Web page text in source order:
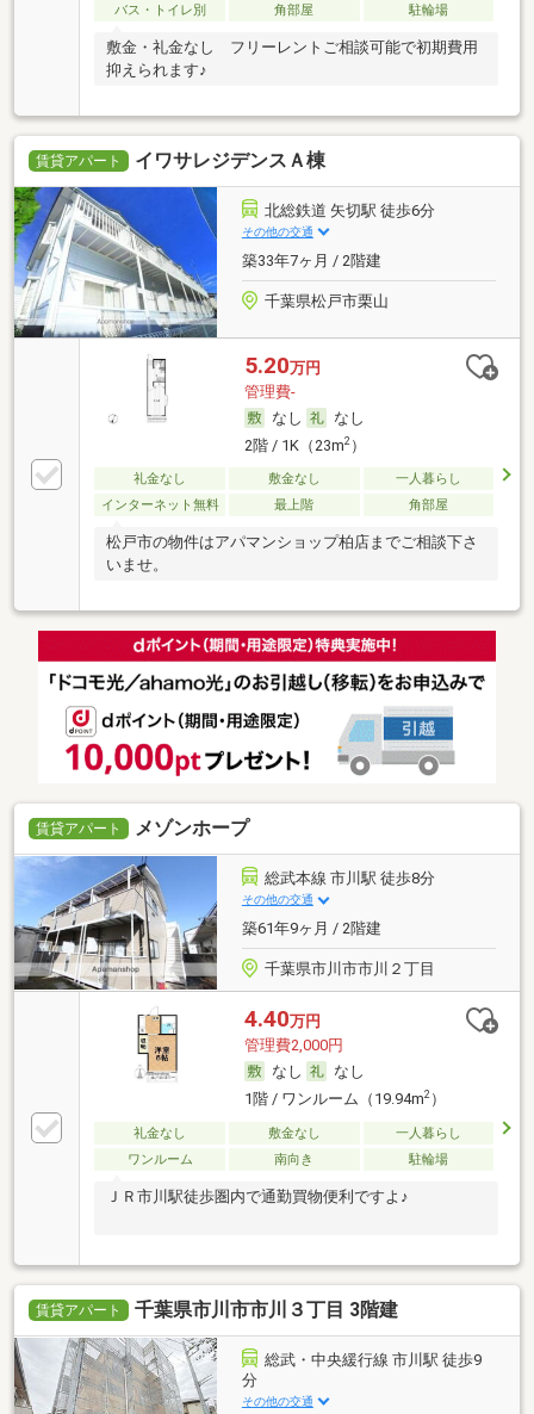
バス・トイレ別
角部屋 駐輪場
敷金・礼金なし フリーレントご相談可能で初期費用
抑えられます♪
賃貸アパート イワサレジデンスＡ棟
北総鉄道 矢切駅 徒歩6分
その他の交通
築33年7ヶ月 / 2階建
千葉県松戸市栗山
5.20万円
管理費-
なし
なし
2階 / 1K（23m2）
礼金なし 敷金なし
一人暮らし
インターネット無料
最上階 角部屋
松戸市の物件はアパマンショップ柏店までご相談下さ
いませ。
賃貸アパート メゾンホープ
総武本線 市川駅 徒歩8分
その他の交通
築61年9ヶ月 / 2階建
千葉県市川市市川２丁目
4.40万円
管理費2,000円
なし
なし
1階 / ワンルーム（19.94m2）
礼金なし 敷金なし
一人暮らし
ワンルーム
南向き 駐輪場
ＪＲ市川駅徒歩圏内で通勤買物便利ですよ♪
賃貸アパート 千葉県市川市市川３丁目 3階建
総武・中央緩行線 市川駅 徒歩9
分
その他の交通